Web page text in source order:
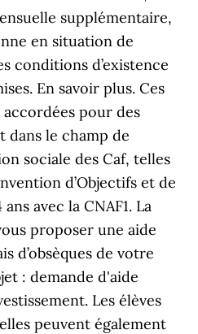
supplémentaire,
en situation de
conditions d’existence
En savoir plus. Ces
pour des
dans le champ de
sociale des Caf, telles
d’Objectifs et de
avec la CNAF1. La
proposer une aide
d’obsèques de votre
: demande d'aide
Les élèves
peuvent également